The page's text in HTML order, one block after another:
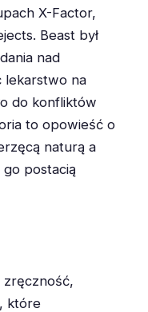
X-Factor,
Beast był
nad
lekarstwo na
do konfliktów
to opowieść o
naturą a
postacią
zręczność,
które